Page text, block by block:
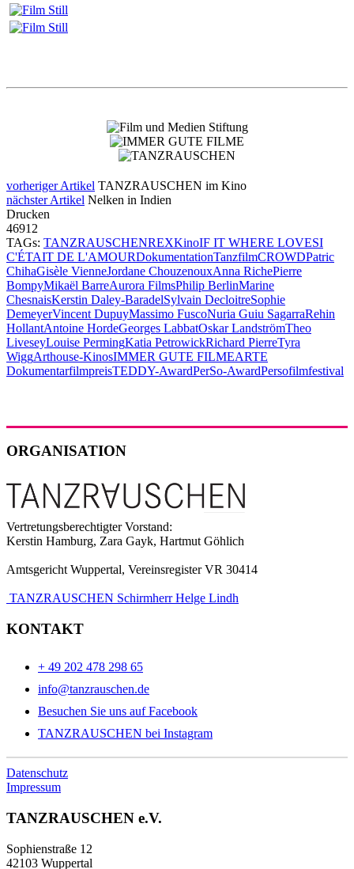
vorheriger Artikel TANZRAUSCHEN im Kino
nächster Artikel Nelken in Indien
Drucken
46912
TAGs: TANZRAUSCHENREXKinoIF IT WHERE LOVESI
C'ÉTAIT DE L'AMOURDokumentationTanzfilmCROWDPatric
ChihaGisèle VienneJordane ChouzenouxAnna RichePierre
BompyMikaël BarreAurora FilmsPhilip BerlinMarine
ChesnaisKerstin Daley-BaradelSylvain DecloitreSophie
DemeyerVincent DupuyMassimo FuscoNuria Guiu SagarraRehin
HollantAntoine HordeGeorges LabbatOskar LandströmTheo
LiveseyLouise PermingKatia PetrowickRichard PierreTyra
WiggArthouse-KinosIMMER GUTE FILMEARTE
DokumentarfilmpreisTEDDY-AwardPerSo-AwardPersofilmfestival
ORGANISATION
Vertretungsberechtigter Vorstand:
Kerstin Hamburg, Zara Gayk, Hartmut Göhlich
Amtsgericht Wuppertal, Vereinsregister VR 30414
TANZRAUSCHEN Schirmherr Helge Lindh
KONTAKT
+ 49 202 478 298 65
info@tanzrauschen.de
Besuchen Sie uns auf Facebook
TANZRAUSCHEN bei Instagram
Datenschutz
Impressum
TANZRAUSCHEN e.V.
Sophienstraße 12
42103 Wuppertal